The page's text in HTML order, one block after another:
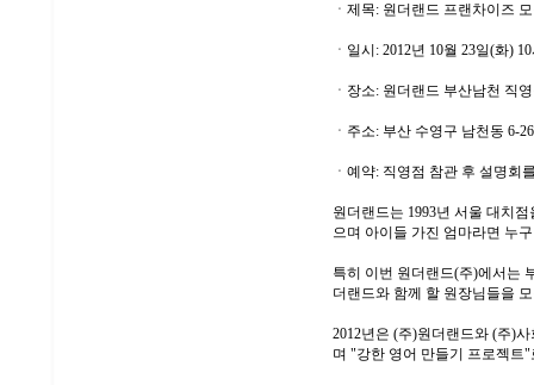
ㆍ제목: 원더랜드 프랜차이즈
ㆍ일시: 2012년 10월 23일(화)
ㆍ장소: 원더랜드 부산남천 직
ㆍ주소: 부산 수영구 남천동 6-
ㆍ예약: 직영점 참관 후 설명회
원더랜드는 1993년 서울 대치
으며 아이들 가진 엄마라면 누
특히 이번 원더랜드(주)에서는
더랜드와 함께 할 원장님들을
2012년은 (주)원더랜드와 (주)
며 "강한 영어 만들기 프로젝트